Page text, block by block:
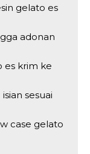
gelato es
adonan
es krim ke
sesuai
case gelato